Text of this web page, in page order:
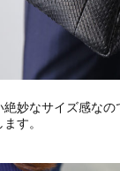
妙なサイズ感な
す。